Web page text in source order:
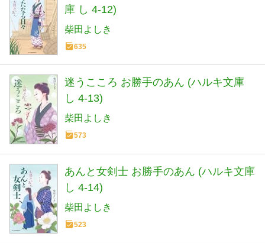
庫 し 4-12)
柴田よしき
635
迷うこころ お勝手のあん (ハルキ文庫
し 4-13)
柴田よしき
573
あんと女剣士 お勝手のあん (ハルキ文庫
し 4-14)
柴田よしき
523